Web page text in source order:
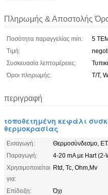
Πληρωμής & Αποστολής
Ποσότητα παραγγελίας min:
5
Τιμή:
Συσκευασία λεπτομέρειες:
Όροι πληρωμής:
T/T,
περιγραφή
τοποθετημένη κεφάλι
θερμοκρασίας
Εισαγωγή:
Θερμοσύνδεσμο,
Παραγωγή:
4-20 mA με Hart (2-
Χρησιμοποιείται
για:
Rtd, Tc, Ohm,Mv
Επίδειξη:
Όχι